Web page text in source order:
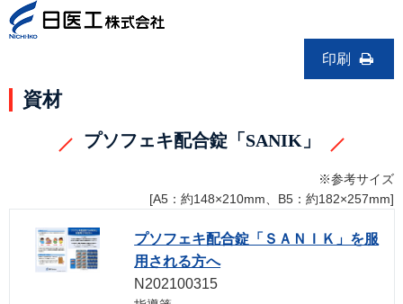
印刷
資材
プソフェキ配合錠「SANIK」
※参考サイズ
[A5：約148×210mm、B5：約182×257mm]
プソフェキ配合錠「ＳＡＮＩＫ」を服
用される方へ
N202100315